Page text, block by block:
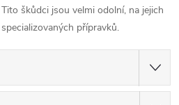
škůdci jsou velmi odolní, na jejich
přípravků.